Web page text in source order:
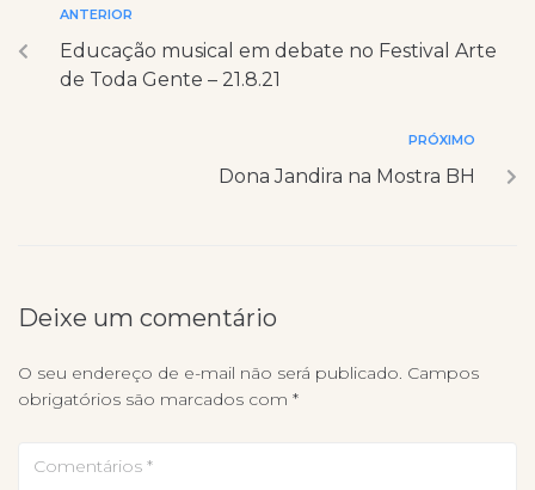
ANTERIOR
Educação musical em debate no Festival Arte
de Toda Gente – 21.8.21
PRÓXIMO
Dona Jandira na Mostra BH
Deixe um comentário
O seu endereço de e-mail não será publicado. Campos
obrigatórios são marcados com *